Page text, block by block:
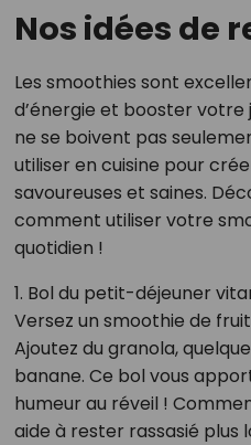
Nos idées de
Les smoothies sont
d’énergie et booster votre
ne se boivent pas
utiliser en cuisine pour
savoureuses et saines.
comment utiliser votre
quotidien !
1. Bol du petit-déjeuner
Versez un smoothie de
Ajoutez du granola,
banane. Ce bol vous
humeur au réveil !
aide à rester rassasié plus